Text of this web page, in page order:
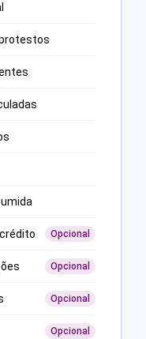
Opcional
Opcional
Opcional
Opcional